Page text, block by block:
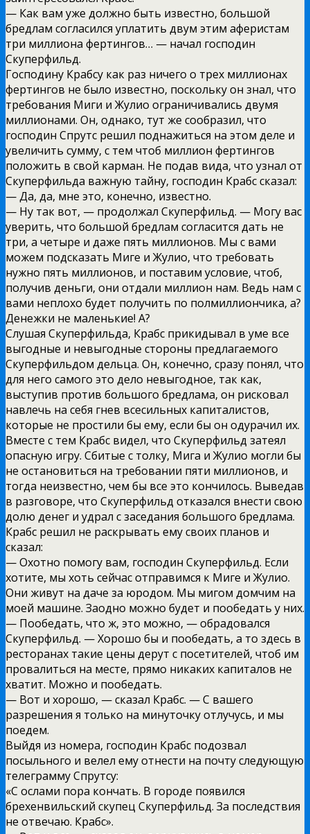
— Как вам уже должно быть известно, большой
бредлам согласился уплатить двум этим аферистам
три миллиона фертингов… — начал господин
Скуперфильд.
Господину Крабсу как раз ничего о трех миллионах
фертингов не было известно, поскольку он знал, что
требования Миги и Жулио ограничивались двумя
миллионами. Он, однако, тут же сообразил, что
господин Спрутс решил поднажиться на этом деле и
увеличить сумму, с тем чтоб миллион фертингов
положить в свой карман. Не подав вида, что узнал от
Скуперфильда важную тайну, господин Крабс сказал:
— Да, да, мне это, конечно, известно.
— Ну так вот, — продолжал Скуперфильд. — Могу вас
уверить, что большой бредлам согласится дать не
три, а четыре и даже пять миллионов. Мы с вами
можем подсказать Миге и Жулио, что требовать
нужно пять миллионов, и поставим условие, чтоб,
получив деньги, они отдали миллион нам. Ведь нам с
вами неплохо будет получить по полмиллиончика, а?
Денежки не маленькие! А?
Слушая Скуперфильда, Крабс прикидывал в уме все
выгодные и невыгодные стороны предлагаемого
Скуперфильдом дельца. Он, конечно, сразу понял, что
для него самого это дело невыгодное, так как,
выступив против большого бредлама, он рисковал
навлечь на себя гнев всесильных капиталистов,
которые не простили бы ему, если бы он одурачил их.
Вместе с тем Крабс видел, что Скуперфильд затеял
опасную игру. Сбитые с толку, Мига и Жулио могли бы
не остановиться на требовании пяти миллионов, и
тогда неизвестно, чем бы все это кончилось. Выведав
в разговоре, что Скуперфильд отказался внести свою
долю денег и удрал с заседания большого бредлама.
Крабс решил не раскрывать ему своих планов и
сказал:
— Охотно помогу вам, господин Скуперфильд. Если
хотите, мы хоть сейчас отправимся к Миге и Жулио.
Они живут на даче за юродом. Мы мигом домчим на
моей машине. Заодно можно будет и пообедать у них.
— Пообедать, что ж, это можно, — обрадовался
Скуперфильд. — Хорошо бы и пообедать, а то здесь в
ресторанах такие цены дерут с посетителей, чтоб им
провалиться на месте, прямо никаких капиталов не
хватит. Можно и пообедать.
— Вот и хорошо, — сказал Крабс. — С вашего
разрешения я только на минуточку отлучусь, и мы
поедем.
Выйдя из номера, господин Крабс подозвал
посыльного и велел ему отнести на почту следующую
телеграмму Спрутсу:
«С ослами пора кончать. В городе появился
брехенвильский скупец Скуперфильд. За последствия
не отвечаю. Крабс».